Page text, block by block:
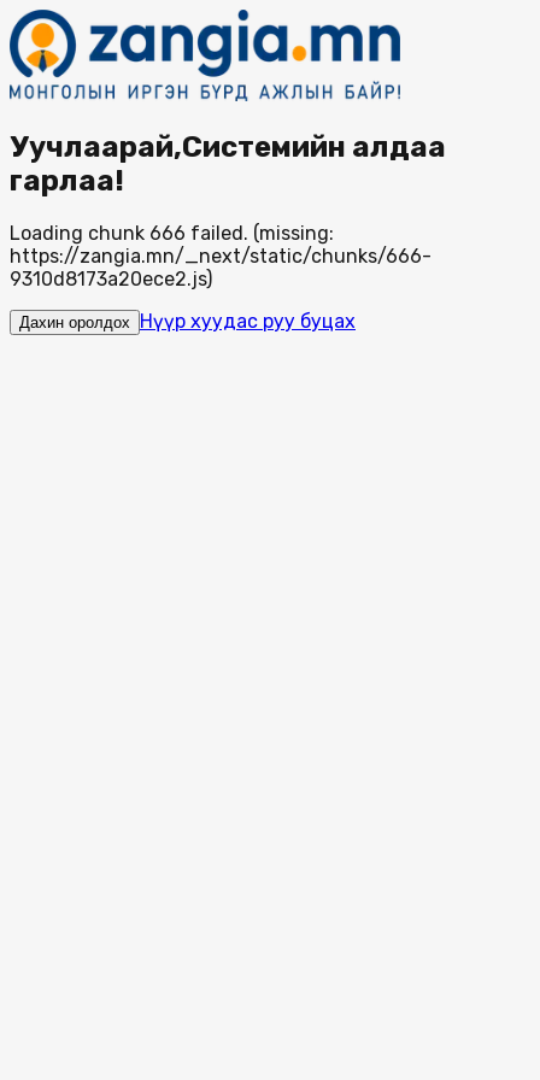
Уучлаарай,Системийн алдаа
гарлаа!
Loading chunk 666 failed. (missing:
https://zangia.mn/_next/static/chunks/666-
9310d8173a20ece2.js)
Дахин оролдох Нүүр хуудас руу буцах